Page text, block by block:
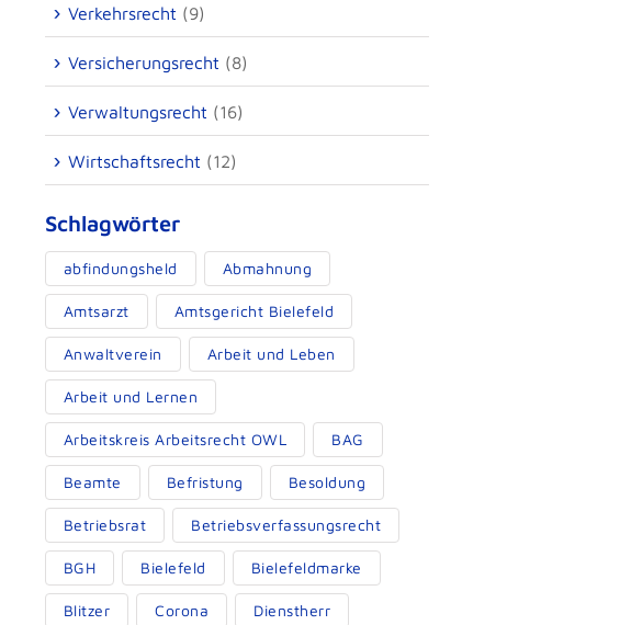
Verkehrsrecht (9)
Versicherungsrecht (8)
Verwaltungsrecht (16)
Wirtschaftsrecht (12)
Schlagwörter
abfindungsheld Abmahnung
Amtsarzt Amtsgericht Bielefeld
Anwaltverein Arbeit und Leben
Arbeit und Lernen
Arbeitskreis Arbeitsrecht OWL BAG
Beamte Befristung Besoldung
Betriebsrat Betriebsverfassungsrecht
BGH Bielefeld Bielefeldmarke
Blitzer Corona Dienstherr